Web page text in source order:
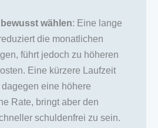
wählen: Eine lange
die monatlichen
führt jedoch zu höheren
Eine kürzere Laufzeit
dagegen eine höhere
Rate, bringt aber den
schuldenfrei zu sein.